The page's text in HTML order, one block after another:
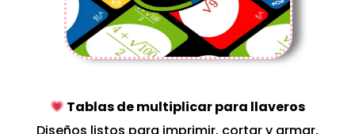
Tablas de multiplicar para llaveros